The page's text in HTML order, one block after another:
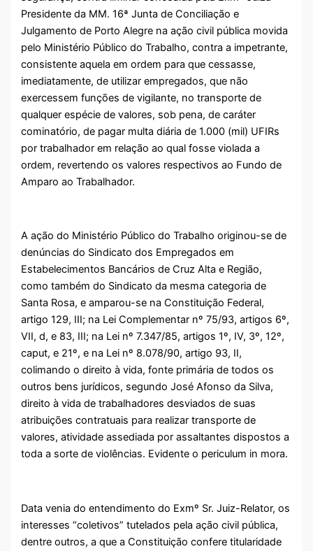
Presidente da MM. 16ª Junta de Conciliação e
Julgamento de Porto Alegre na ação civil pública movida
pelo Ministério Público do Trabalho, contra a impetrante,
consistente aquela em ordem para que cessasse,
imediatamente, de utilizar empregados, que não
exercessem funções de vigilante, no transporte de
qualquer espécie de valores, sob pena, de caráter
cominatório, de pagar multa diária de 1.000 (mil) UFIRs
por trabalhador em relação ao qual fosse violada a
ordem, revertendo os valores respectivos ao Fundo de
Amparo ao Trabalhador.
A ação do Ministério Público do Trabalho originou-se de
denúncias do Sindicato dos Empregados em
Estabelecimentos Bancários de Cruz Alta e Região,
como também do Sindicato da mesma categoria de
Santa Rosa, e amparou-se na Constituição Federal,
artigo 129, III; na Lei Complementar nº 75/93, artigos 6º,
VII, d, e 83, III; na Lei nº 7.347/85, artigos 1º, IV, 3º, 12º,
caput, e 21º, e na Lei nº 8.078/90, artigo 93, II,
colimando o direito à vida, fonte primária de todos os
outros bens jurídicos, segundo José Afonso da Silva,
direito à vida de trabalhadores desviados de suas
atribuições contratuais para realizar transporte de
valores, atividade assediada por assaltantes dispostos a
toda a sorte de violências. Evidente o periculum in mora.
Data venia do entendimento do Exmº Sr. Juiz-Relator, os
interesses “coletivos” tutelados pela ação civil pública,
dentre outros, a que a Constituição confere titularidade